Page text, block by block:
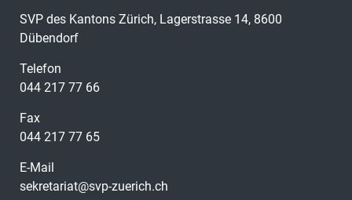
SVP des Kantons Zürich, Lagerstrasse 14, 8600
Dübendorf
Telefon
044 217 77 66
Fax
044 217 77 65
E-Mail
sekretariat@svp-zuerich.ch